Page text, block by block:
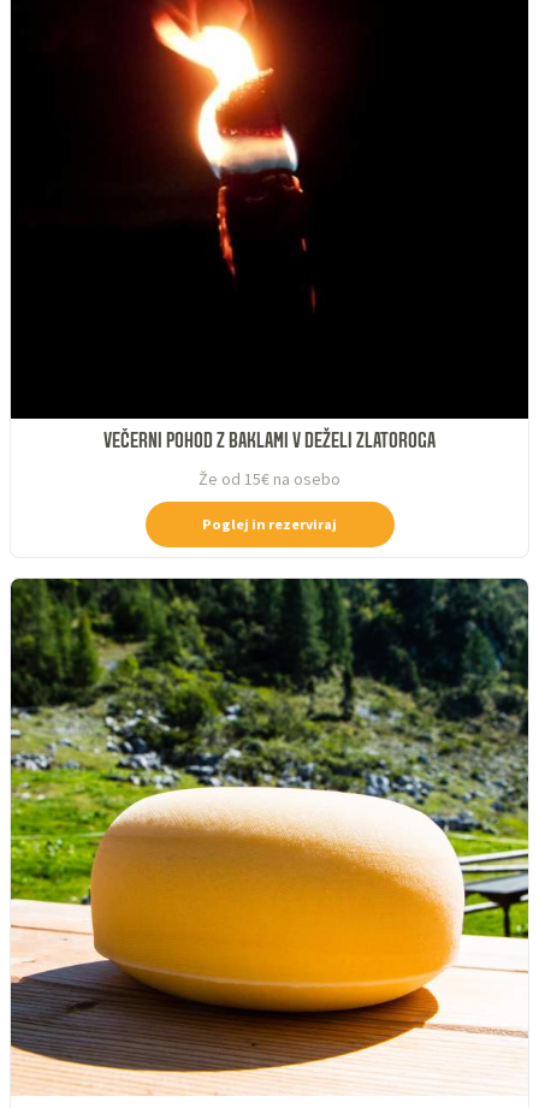
VEČERNI POHOD Z BAKLAMI V DEŽELI ZLATOROGA
Že od 15€ na osebo
Poglej in rezerviraj